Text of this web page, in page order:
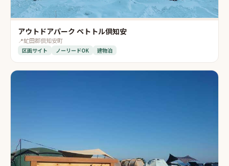
アウトドアパーク ペトトル倶知安
📍虻田郡倶知安町
区画サイト ノーリードOK 建物泊